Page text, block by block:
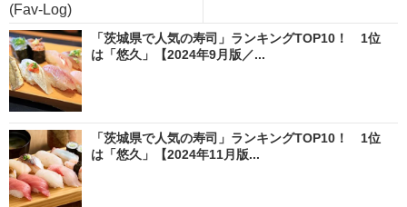
(Fav-Log)
「茨城県で人気の寿司」ランキングTOP10！ 1位
は「悠久」【2024年9月版／...
「茨城県で人気の寿司」ランキングTOP10！ 1位
は「悠久」【2024年11月版...